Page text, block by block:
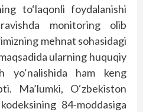
to‘laqonli foydalanishi
monitoring olib
mehnat sohasidagi
ularning huquqiy
yo‘nalishida ham keng
Ma’lumki, O‘zbekiston
84-moddasiga